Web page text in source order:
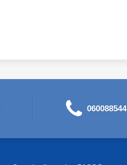
060088544